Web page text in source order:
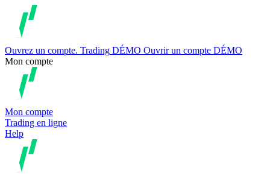
Ouvrez un compte. Trading DÉMO Ouvrir un compte DÉMO
Mon compte
Mon compte
Trading en ligne
Help